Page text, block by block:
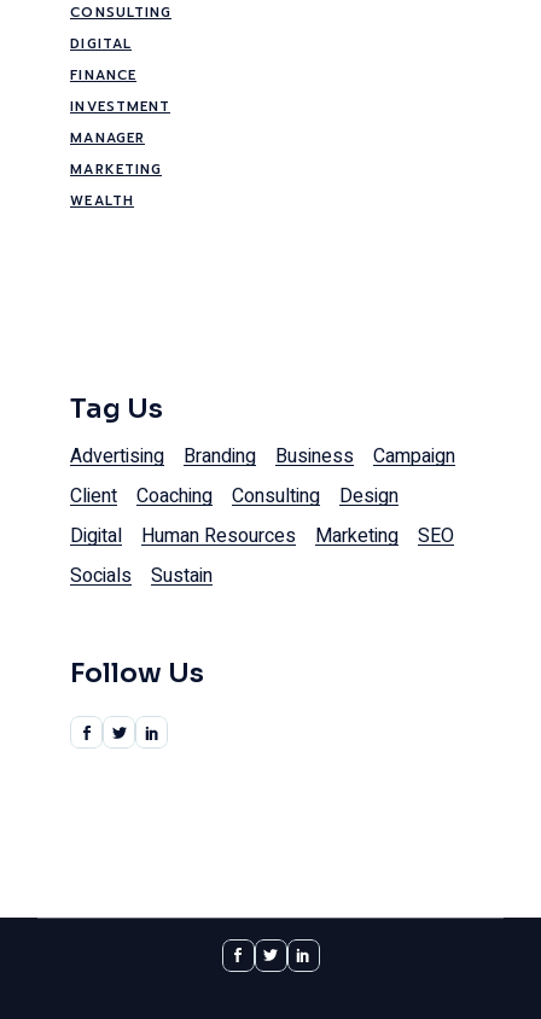
CONSULTING
DIGITAL
FINANCE
INVESTMENT
MANAGER
MARKETING
WEALTH
Tag Us
Advertising Branding Business
Campaign
Client
Coaching Consulting
Design
Digital
Human Resources Marketing
SEO
Socials
Sustain
Follow Us